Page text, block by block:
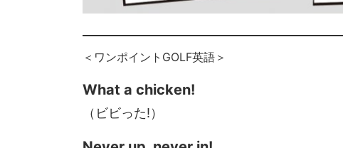
＜ワンポイントGOLF英語＞
What a chicken!
（ビビった!）